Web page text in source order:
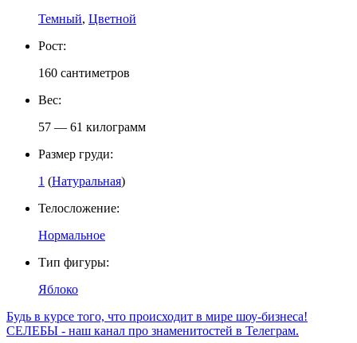
Темный, Цветной
Рост:
160 сантиметров
Вес:
57 — 61 килограмм
Размер груди:
1 (Натуральная)
Телосложение:
Нормальное
Тип фигуры:
Яблоко
Будь в курсе того, что происходит в мире шоу-бизнеса!
СЕЛЕБЫ - наш канал про знаменитостей в Телеграм.